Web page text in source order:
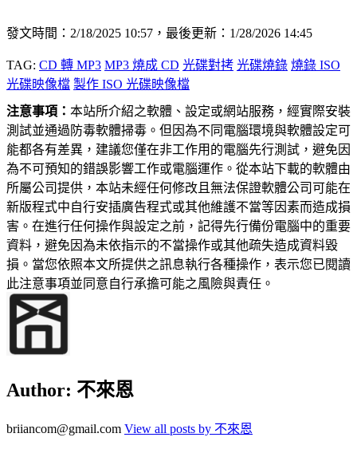
發文時間：2/18/2025 10:57，最後更新：1/28/2026 14:45
TAG: CD 轉 MP3 MP3 燒成 CD 光碟對拷 光碟燒錄 燒錄 ISO
光碟映像檔 製作 ISO 光碟映像檔
注意事項： 本站所介紹之軟體、設定或網站服務，經實際安裝
測試並通過防毒軟體掃毒。但因為不同電腦環境與軟體設定可
能都各有差異，建議您僅在非工作用的電腦先行測試，避免因
為不可預知的錯誤影響工作或電腦運作。從本站下載的軟體由
所屬公司提供，本站未經任何修改且無法保證軟體公司可能在
新版程式中自行安插廣告程式或其他維護不當等因素而造成損
害。在進行任何操作與設定之前，記得先行備份電腦中的重要
資料，避免因為未依指示的不當操作或其他疏失造成資料毀
損。當您依照本文所提供之訊息執行各種操作，表示您已閱讀
此注意事項並同意自行承擔可能之風險與責任。
Author: 不來恩
briiancom@gmail.com View all posts by 不來恩